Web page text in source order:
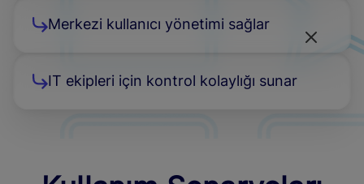
Merkezi kullanıcı yönetimi sağlar
IT ekipleri için kontrol kolaylığı sunar